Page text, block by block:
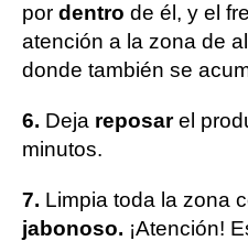
por dentro de él, y el
atención a la zona de
donde también se
6. Deja reposarel
minutos.
7. Limpia toda la zona
jabonoso. ¡Atención!